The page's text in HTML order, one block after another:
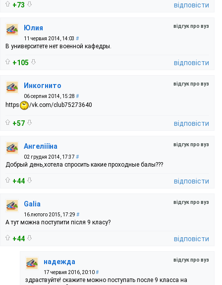
+73 відповісти
відгук про вуз
Юлия
11 червня 2014, 14:03 #
В университете нет военной кафедры.
+105 відповісти
відгук про вуз
Инкогнито
06 серпня 2014, 15:28 #
https /vk.com/club75273640
+57 відповісти
відгук про вуз
Ангелііїна
02 грудня 2014, 17:37 #
Добрый день,хотела спросить какие проходные балы???
+44 відповісти
відгук про вуз
Galia
16 лютого 2015, 17:29 #
А тут можна поступити після 9 класу?
+44 відповісти
відгук про вуз
надежда
17 червня 2016, 20:10#
здраствуйте! скажите можно поступать после 9 класса на